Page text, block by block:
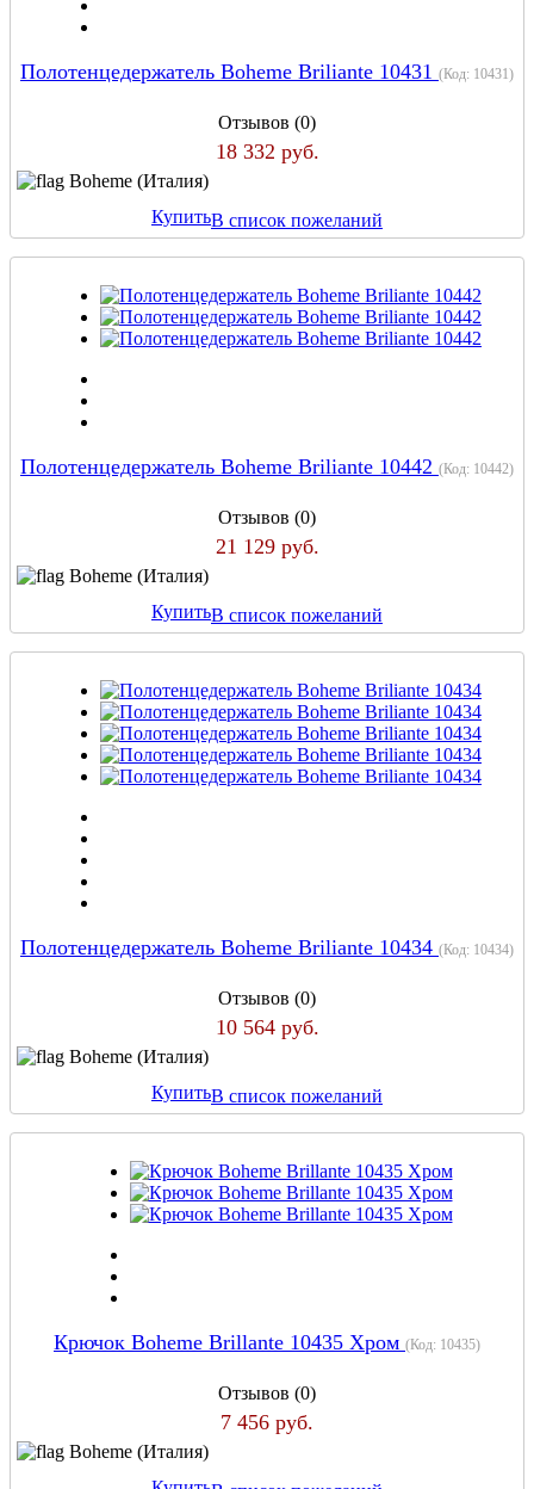
Полотенцедержатель Boheme Briliante 10431 (Код: 10431)
Отзывов (0)
18 332 руб.
Boheme (Италия)
КупитьВ список пожеланий
Полотенцедержатель Boheme Briliante 10442 (Код: 10442)
Отзывов (0)
21 129 руб.
Boheme (Италия)
КупитьВ список пожеланий
Полотенцедержатель Boheme Briliante 10434 (Код: 10434)
Отзывов (0)
10 564 руб.
Boheme (Италия)
КупитьВ список пожеланий
Крючок Boheme Brillante 10435 Хром (Код: 10435)
Отзывов (0)
7 456 руб.
Boheme (Италия)